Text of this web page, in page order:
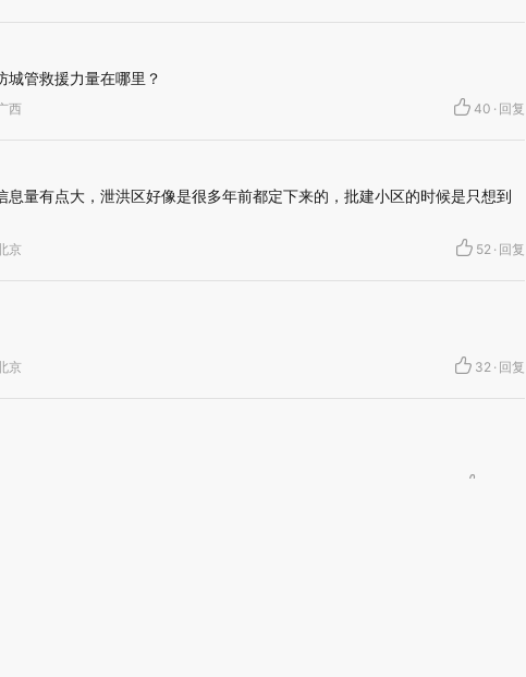
城管救援力量在哪里？
西 40 · 回复
息量有点大，泄洪区好像是很多年前都定下来的，批建小区的时候是只想到
京 52 · 回复
京 32 · 回复